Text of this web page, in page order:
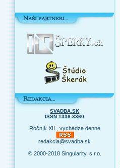
SVADBA.SK
ISSN 1336-3360
Ročník XII., vychádza denne
redakcia@svadba.sk
© 2000-2018 Singularity, s.r.o.